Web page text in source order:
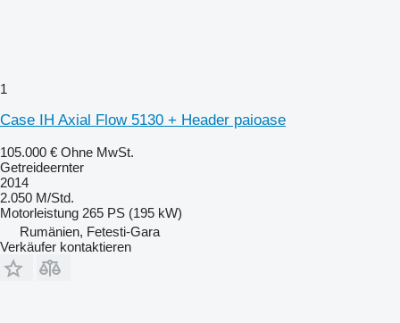
1
Case IH Axial Flow 5130 + Header paioase
105.000 € Ohne MwSt.
Getreideernter
2014
2.050 M/Std.
Motorleistung 265 PS (195 kW)
Rumänien, Fetesti-Gara
Verkäufer kontaktieren